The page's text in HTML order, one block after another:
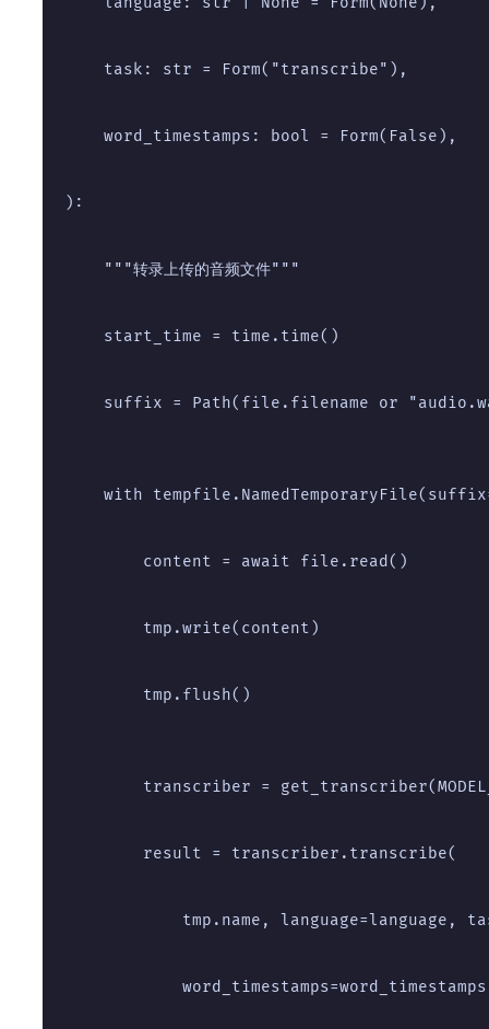
    task: str = Form("transcribe"),
    word_timestamps: bool = Form(False),
):
    """转录上传的音频文件"""
    start_time = time.time()
suffix = Path(file.filename or
with
        content = await file.read()
        tmp.write(content)
        tmp.flush()
transcriber =
        result = transcriber.transcribe(
tmp.name, language=language,